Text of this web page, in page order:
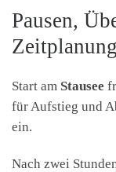
Pausen,
Zeitplanung
Start am Stausee
für Aufstieg und
ein.
Nach zwei